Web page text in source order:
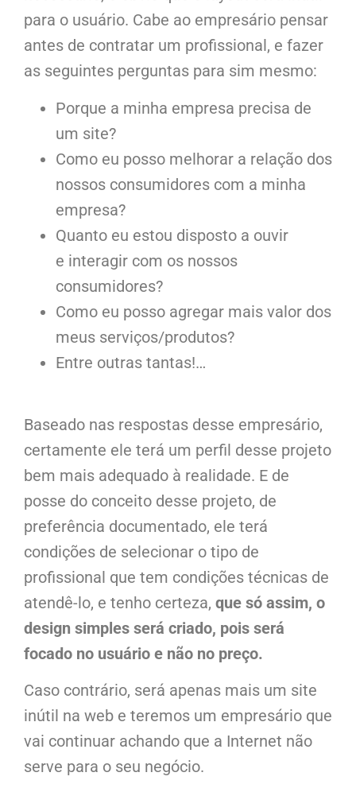
para o usuário. Cabe ao empresário pensar
antes de contratar um profissional, e fazer
as seguintes perguntas para sim mesmo:
Porque a minha empresa precisa de
um site?
Como eu posso melhorar a relação dos
nossos consumidores com a minha
empresa?
Quanto eu estou disposto a ouvir
e interagir com os nossos
consumidores?
Como eu posso agregar mais valor dos
meus serviços/produtos?
Entre outras tantas!…
Baseado nas respostas desse empresário,
certamente ele terá um perfil desse projeto
bem mais adequado à realidade. E de
posse do conceito desse projeto, de
preferência documentado, ele terá
condições de selecionar o tipo de
profissional que tem condições técnicas de
atendê-lo, e tenho certeza, que só assim, o
design simples será criado, pois será
focado no usuário e não no preço.
Caso contrário, será apenas mais um site
inútil na web e teremos um empresário que
vai continuar achando que a Internet não
serve para o seu negócio.